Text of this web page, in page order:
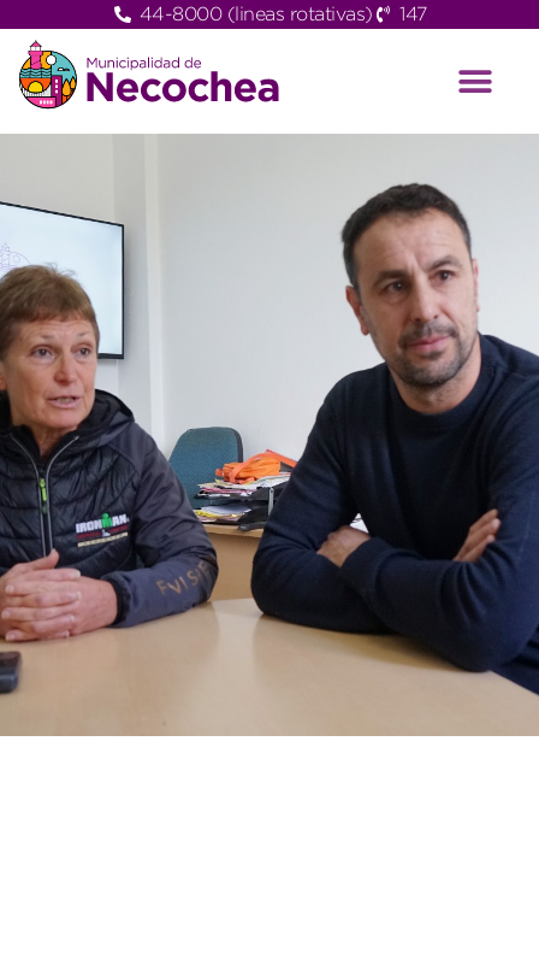
44-8000 (lineas rotativas) 147